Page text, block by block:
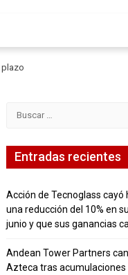
plazo
Entradas recientes
Acción de Tecnoglass cayó
una reducción del 10% en
junio y que sus ganancias
Andean Tower Partners
Azteca tras acumulaciones